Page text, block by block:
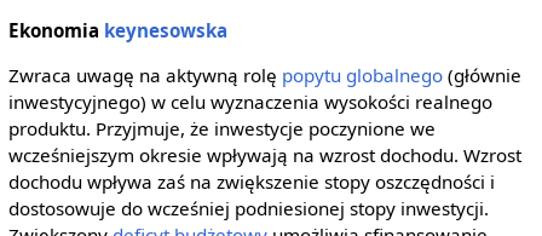
Ekonomia keynesowska
Zwraca uwagę na aktywną rolę popytu globalnego(głównie
inwestycyjnego) w celu wyznaczenia wysokości realnego
produktu. Przyjmuje, że inwestycje poczynione we
wcześniejszym okresie wpływają na wzrost dochodu. Wzrost
dochodu wpływa zaś na zwiększenie stopy oszczędności i
dostosowuje do wcześniej podniesionej stopy inwestycji.